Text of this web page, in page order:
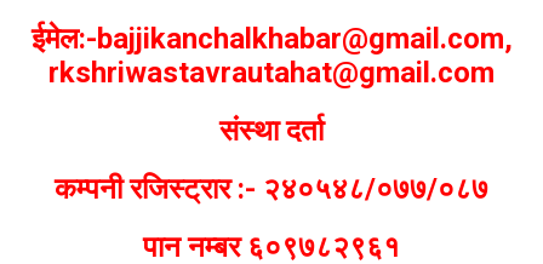
ईमेल:-bajjikanchalkhabar@gmail.com,
rkshriwastavrautahat@gmail.com
संस्था दर्ता
कम्पनी रजिस्ट्रार :- २४०५४८/०७७/०८७
पान नम्बर ६०९७८२९६१